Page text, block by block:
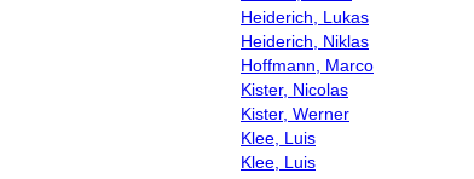
Heiderich, Lukas
Heiderich, Niklas
Hoffmann, Marco
Kister, Nicolas
Kister, Werner
Klee, Luis
Klee, Luis